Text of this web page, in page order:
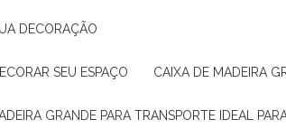
DECORAÇÃO
SEU ESPAÇO CAIXA DE MADEIRA
GRANDE PARA TRANSPORTE IDEAL